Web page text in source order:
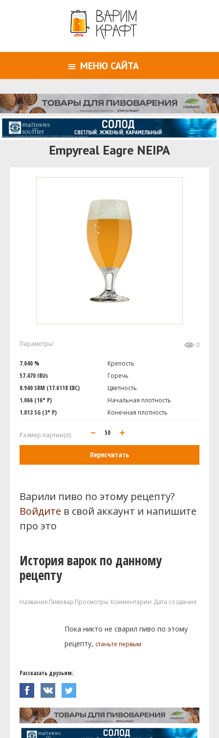
МЕНЮ САЙТА
Empyreal Eagre NEIPA
Параметры: 0
7.040 %
Крепость
57.470 IBUs
Горечь
8.940 SRM (17.6118 EBC)
Цветность
1.066 (16° P)
Начальная плотность
1.013 SG (3° P)
Конечная плотность
Размер партии(л):
Пересчитать
Варили пиво по этому рецепту?
Войдите в свой аккаунт и напишите
про это
История варок по данному
рецепту
Название Пивовар Просмотры Комментарии Дата создания
Пока никто не сварил пиво по этому
рецепту, станьте первым
Рассказать друзьям: